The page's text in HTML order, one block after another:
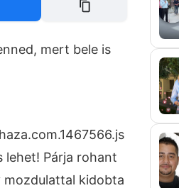
mert bele is
lehet! Párja rohant
kidobta